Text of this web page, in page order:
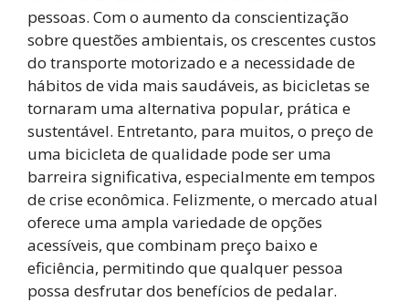
pessoas. Com o aumento da conscientização
sobre questões ambientais, os crescentes custos
do transporte motorizado e a necessidade de
hábitos de vida mais saudáveis, as bicicletas se
tornaram uma alternativa popular, prática e
sustentável. Entretanto, para muitos, o preço de
uma bicicleta de qualidade pode ser uma
barreira significativa, especialmente em tempos
de crise econômica. Felizmente, o mercado atual
oferece uma ampla variedade de opções
acessíveis, que combinam preço baixo e
eficiência, permitindo que qualquer pessoa
possa desfrutar dos benefícios de pedalar.